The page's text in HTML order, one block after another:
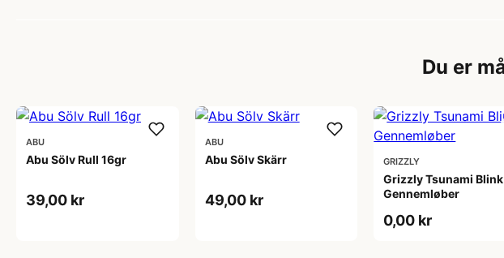
Du er
ABU
Abu Sölv Rull 16gr
39,00 kr
ABU
Abu Sölv Skärr
49,00 kr
GRIZZLY
Grizzly Tsunami Blink
Gennemløber
0,00 kr